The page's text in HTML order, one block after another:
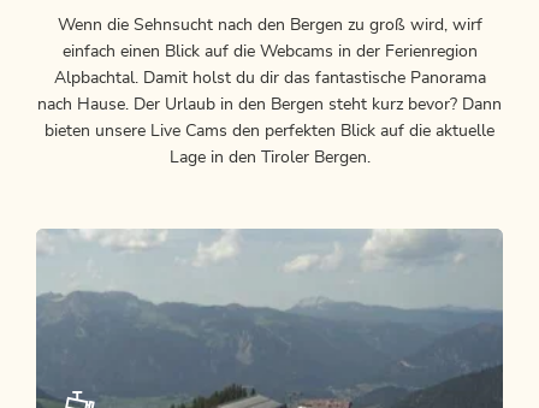
Wenn die Sehnsucht nach den Bergen zu groß wird, wirf
einfach einen Blick auf die Webcams in der Ferienregion
Alpbachtal. Damit holst du dir das fantastische Panorama
nach Hause. Der Urlaub in den Bergen steht kurz bevor? Dann
bieten unsere Live Cams den perfekten Blick auf die aktuelle
Lage in den Tiroler Bergen.